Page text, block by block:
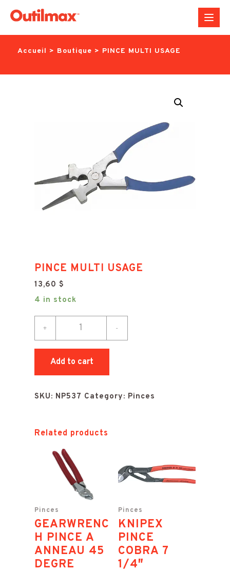
Accueil > Boutique > PINCE MULTI USAGE
PINCE MULTI USAGE
13,60 $
4 in stock
+
PINCE
MULTI
USAGE
quantity
-
Add to cart
SKU: NP537 Category: Pinces
Related products
Pinces
GEARWRENC
H PINCE A
ANNEAU 45
DEGRE
Pinces
KNIPEX
PINCE
COBRA 7
1/4″